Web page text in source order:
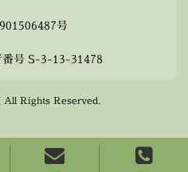
号
番号 S-3-13-31478
All Rights Reserved.